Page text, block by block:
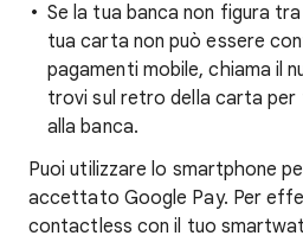
Se la tua banca non figura
tua carta non può essere
pagamenti mobile, chiama il
trovi sul retro della carta per
alla banca.
Puoi utilizzare lo smartphone
accettato Google Pay. Per
contactless con il tuo